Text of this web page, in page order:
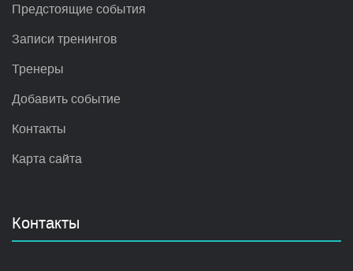
Предстоящие события
Записи тренингов
Тренеры
Добавить событие
Контакты
Карта сайта
Контакты